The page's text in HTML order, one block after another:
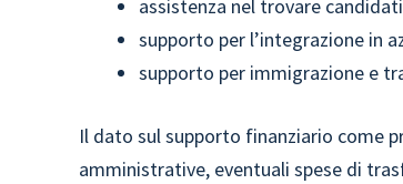
assistenza nel trovare
supporto per l’integrazione in
supporto per immigrazione e
Il dato sul supporto finanziario come
amministrative, eventuali spese di